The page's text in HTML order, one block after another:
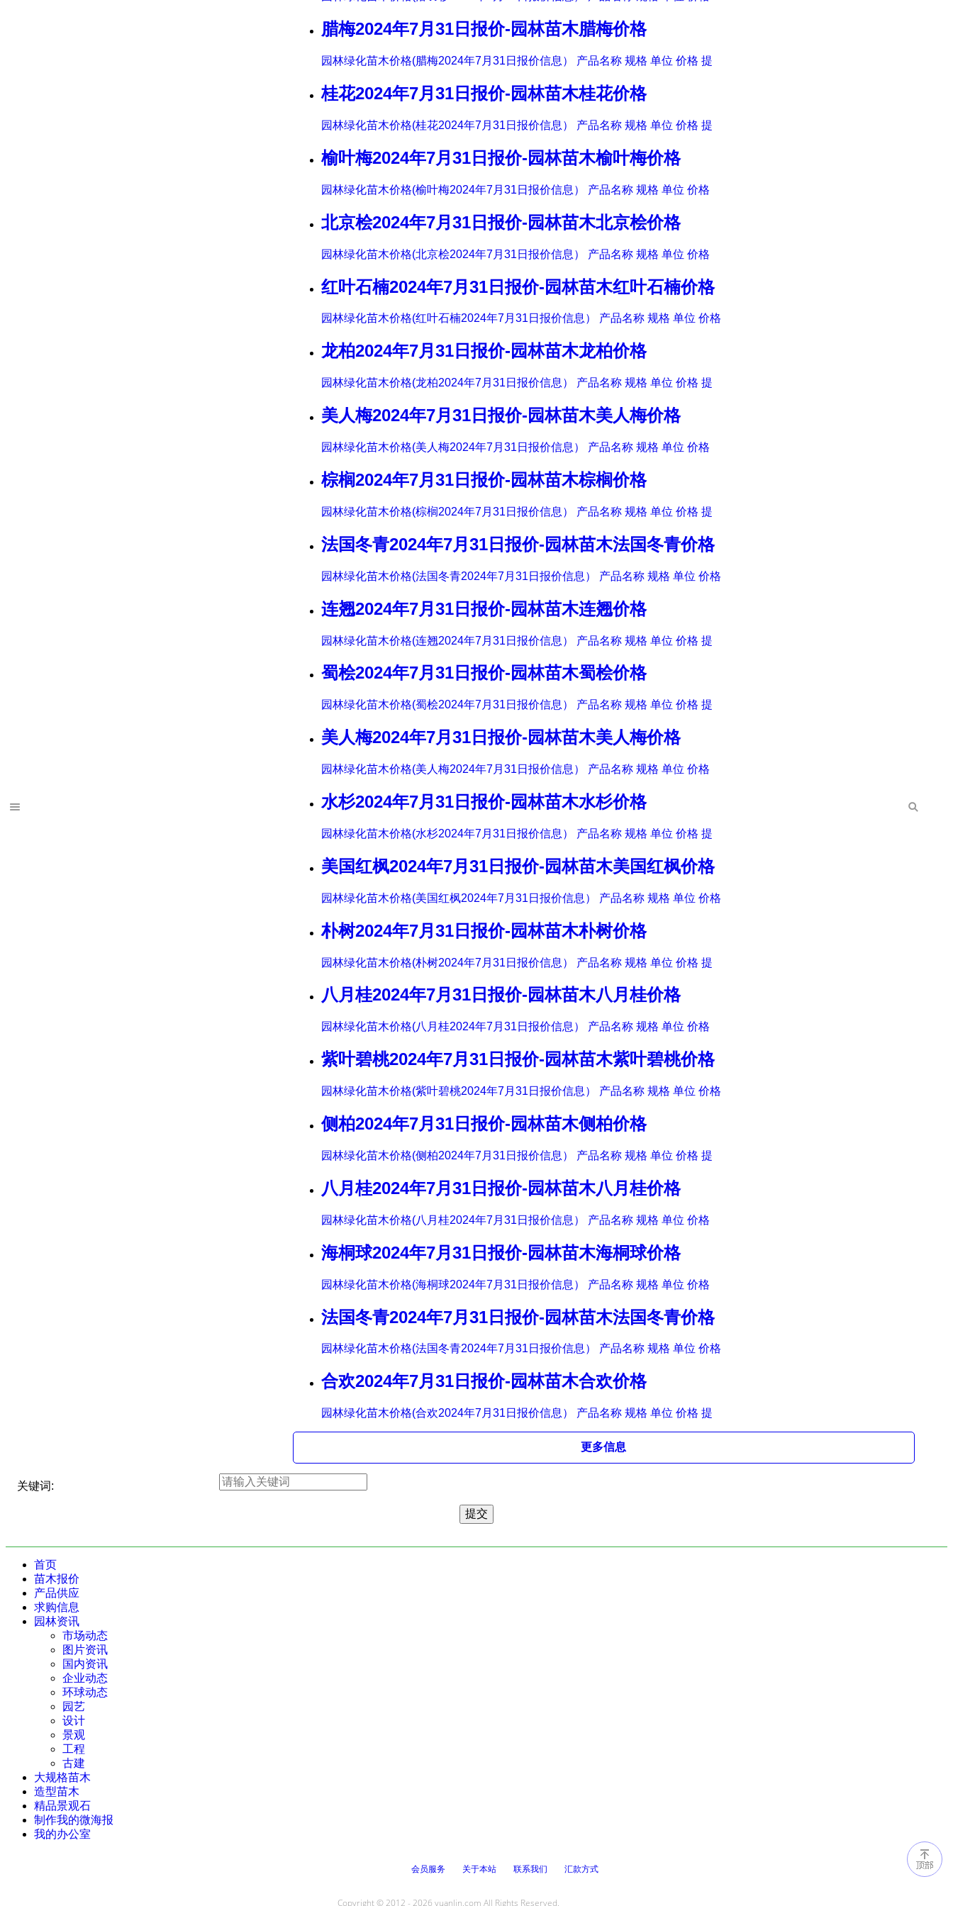
腊梅2024年7月31日报价-园林苗木腊梅价格
园林绿化苗木价格(腊梅2024年7月31日报价信息） 产品名称 规格 单位 价格 提
桂花2024年7月31日报价-园林苗木桂花价格
园林绿化苗木价格(桂花2024年7月31日报价信息） 产品名称 规格 单位 价格 提
榆叶梅2024年7月31日报价-园林苗木榆叶梅价格
园林绿化苗木价格(榆叶梅2024年7月31日报价信息） 产品名称 规格 单位 价格
北京桧2024年7月31日报价-园林苗木北京桧价格
园林绿化苗木价格(北京桧2024年7月31日报价信息） 产品名称 规格 单位 价格
红叶石楠2024年7月31日报价-园林苗木红叶石楠价格
园林绿化苗木价格(红叶石楠2024年7月31日报价信息） 产品名称 规格 单位 价格
龙柏2024年7月31日报价-园林苗木龙柏价格
园林绿化苗木价格(龙柏2024年7月31日报价信息） 产品名称 规格 单位 价格 提
美人梅2024年7月31日报价-园林苗木美人梅价格
园林绿化苗木价格(美人梅2024年7月31日报价信息） 产品名称 规格 单位 价格
棕榈2024年7月31日报价-园林苗木棕榈价格
园林绿化苗木价格(棕榈2024年7月31日报价信息） 产品名称 规格 单位 价格 提
法国冬青2024年7月31日报价-园林苗木法国冬青价格
园林绿化苗木价格(法国冬青2024年7月31日报价信息） 产品名称 规格 单位 价格
连翘2024年7月31日报价-园林苗木连翘价格
园林绿化苗木价格(连翘2024年7月31日报价信息） 产品名称 规格 单位 价格 提
蜀桧2024年7月31日报价-园林苗木蜀桧价格
园林绿化苗木价格(蜀桧2024年7月31日报价信息） 产品名称 规格 单位 价格 提
美人梅2024年7月31日报价-园林苗木美人梅价格
园林绿化苗木价格(美人梅2024年7月31日报价信息） 产品名称 规格 单位 价格
水杉2024年7月31日报价-园林苗木水杉价格
园林绿化苗木价格(水杉2024年7月31日报价信息） 产品名称 规格 单位 价格 提
美国红枫2024年7月31日报价-园林苗木美国红枫价格
园林绿化苗木价格(美国红枫2024年7月31日报价信息） 产品名称 规格 单位 价格
朴树2024年7月31日报价-园林苗木朴树价格
园林绿化苗木价格(朴树2024年7月31日报价信息） 产品名称 规格 单位 价格 提
八月桂2024年7月31日报价-园林苗木八月桂价格
园林绿化苗木价格(八月桂2024年7月31日报价信息） 产品名称 规格 单位 价格
紫叶碧桃2024年7月31日报价-园林苗木紫叶碧桃价格
园林绿化苗木价格(紫叶碧桃2024年7月31日报价信息） 产品名称 规格 单位 价格
侧柏2024年7月31日报价-园林苗木侧柏价格
园林绿化苗木价格(侧柏2024年7月31日报价信息） 产品名称 规格 单位 价格 提
八月桂2024年7月31日报价-园林苗木八月桂价格
园林绿化苗木价格(八月桂2024年7月31日报价信息） 产品名称 规格 单位 价格
海桐球2024年7月31日报价-园林苗木海桐球价格
园林绿化苗木价格(海桐球2024年7月31日报价信息） 产品名称 规格 单位 价格
法国冬青2024年7月31日报价-园林苗木法国冬青价格
园林绿化苗木价格(法国冬青2024年7月31日报价信息） 产品名称 规格 单位 价格
合欢2024年7月31日报价-园林苗木合欢价格
园林绿化苗木价格(合欢2024年7月31日报价信息） 产品名称 规格 单位 价格 提
更多信息
关键词:
首页
苗木报价
产品供应
求购信息
园林资讯
市场动态
图片资讯
国内资讯
企业动态
环球动态
园艺
设计
景观
工程
古建
大规格苗木
造型苗木
精品景观石
制作我的微海报
我的办公室
会员服务 关于本站 联系我们 汇款方式
Copyright © 2012 - 2026 yuanlin.com All Rights Reserved.